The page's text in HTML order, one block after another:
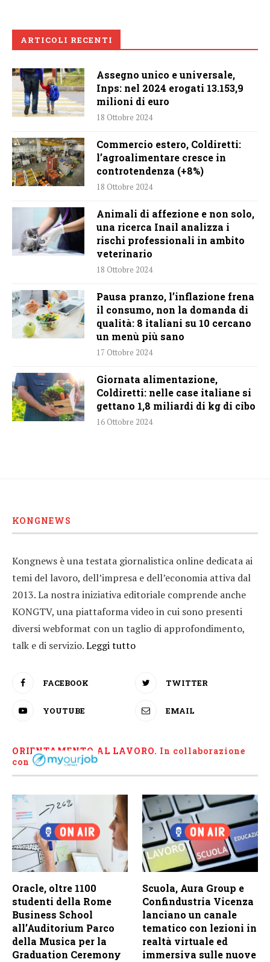
ARTICOLI RECENTI
Assegno unico e universale,
Inps: nel 2024 erogati 13.153,9
milioni di euro
18 Ottobre 2024
Commercio estero, Coldiretti:
l’agroalimentare cresce in
controtendenza (+8%)
18 Ottobre 2024
Animali di affezione e non solo,
una ricerca Inail analizza i
rischi professionali in ambito
veterinario
18 Ottobre 2024
Pausa pranzo, l’inflazione frena
il consumo, non la domanda di
qualità: 8 italiani su 10 cercano
un menù più sano
17 Ottobre 2024
Giornata alimentazione,
Coldiretti: nelle case italiane si
gettano 1,8 miliardi di kg di cibo
16 Ottobre 2024
KONGNEWS
Kongnews è una testata giornalistica online dedicata ai
temi del lavoro, dell’impresa e dell’economia attiva dal
2013. La nostra iniziativa editoriale comprende anche
KONGTV, una piattaforma video in cui sono presenti
diversi webformat con un taglio di approfondimento,
talk e di servizio.Leggi tutto
FACEBOOK TWITTER
YOUTUBE EMAIL
ORIENTAMENTO AL LAVORO. In collaborazione
con
Oracle, oltre 1100
studenti della Rome
Business School
all’Auditorium Parco
della Musica per la
Graduation Ceremony
Scuola, Aura Group e
Confindustria Vicenza
lanciano un canale
tematico con lezioni in
realtà virtuale ed
immersiva sulle nuove